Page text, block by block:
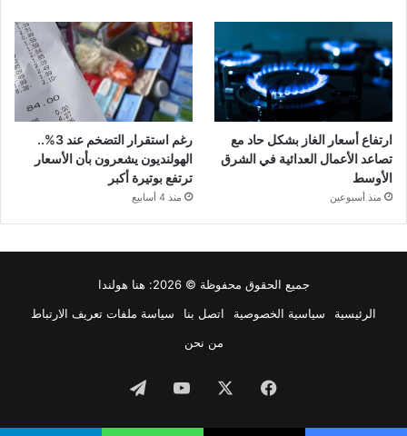
ارتفاع أسعار الغاز بشكل حاد مع
تصاعد الأعمال العدائية في الشرق
الأوسط
منذ أسبوعين
رغم استقرار التضخم عند 3%..
الهولنديون يشعرون بأن الأسعار
ترتفع بوتيرة أكبر
منذ 4 أسابيع
جميع الحقوق محفوظة © 2026:
هنا هولندا
الرئيسية
سياسية الخصوصية اتصل بنا
سياسة ملفات تعريف الارتباط
من نحن
فيسبوك ‫YouTubeتيلقرام